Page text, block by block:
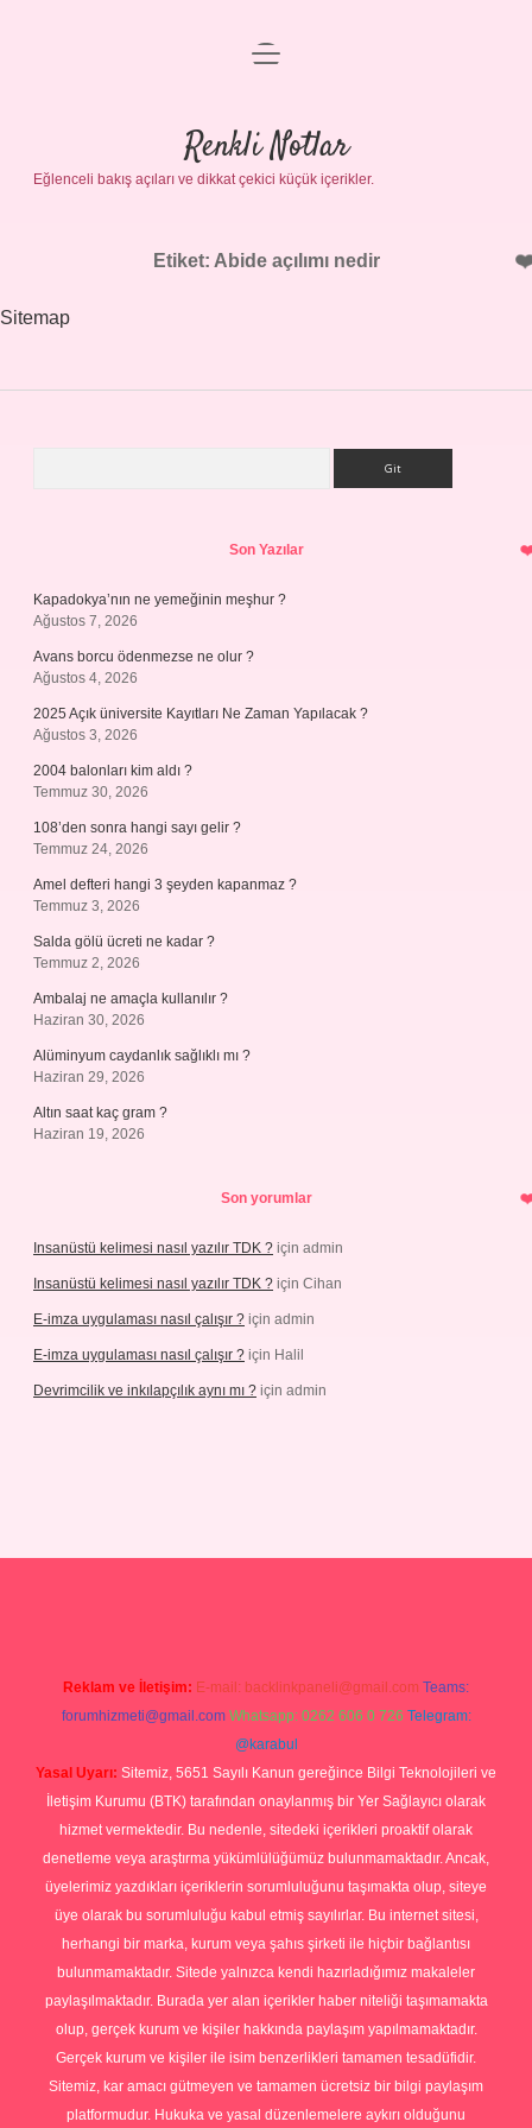
Gizlilik Politikası
Yasal Uyarı
menüyü
Renkli Notlar
Eğlenceli bakış açıları ve dikkat çekici küçük içerikler.
Etiket: Abide açılımı nedir
Sitemap
Son Yazılar
Kapadokya’nın ne yemeğinin meşhur ?
Ağustos 7, 2026
Avans borcu ödenmezse ne olur ?
Ağustos 4, 2026
2025 Açık üniversite Kayıtları Ne Zaman Yapılacak ?
Ağustos 3, 2026
2004 balonları kim aldı ?
Temmuz 30, 2026
108’den sonra hangi sayı gelir ?
Temmuz 24, 2026
Amel defteri hangi 3 şeyden kapanmaz ?
Temmuz 3, 2026
Salda gölü ücreti ne kadar ?
Temmuz 2, 2026
Ambalaj ne amaçla kullanılır ?
Haziran 30, 2026
Alüminyum caydanlık sağlıklı mı ?
Haziran 29, 2026
Altın saat kaç gram ?
Haziran 19, 2026
Son yorumlar
Insanüstü kelimesi nasıl yazılır TDK ? için admin
Insanüstü kelimesi nasıl yazılır TDK ? için Cihan
E-imza uygulaması nasıl çalışır ? için admin
E-imza uygulaması nasıl çalışır ? için Halil
Devrimcilik ve inkılapçılık aynı mı ? için admin
Reklam ve İletişim: E-mail: backlinkpaneli@gmail.com Teams:
forumhizmeti@gmail.com Whatsapp: 0262 606 0 726 Telegram:
@karabul
Yasal Uyarı: Sitemiz, 5651 Sayılı Kanun gereğince Bilgi Teknolojileri ve
İletişim Kurumu (BTK) tarafından onaylanmış bir Yer Sağlayıcı olarak
hizmet vermektedir. Bu nedenle, sitedeki içerikleri proaktif olarak
denetleme veya araştırma yükümlülüğümüz bulunmamaktadır. Ancak,
üyelerimiz yazdıkları içeriklerin sorumluluğunu taşımakta olup, siteye
üye olarak bu sorumluluğu kabul etmiş sayılırlar. Bu internet sitesi,
herhangi bir marka, kurum veya şahıs şirketi ile hiçbir bağlantısı
bulunmamaktadır. Sitede yalnızca kendi hazırladığımız makaleler
paylaşılmaktadır. Burada yer alan içerikler haber niteliği taşımamakta
olup, gerçek kurum ve kişiler hakkında paylaşım yapılmamaktadır.
Gerçek kurum ve kişiler ile isim benzerlikleri tamamen tesadüfidir.
Sitemiz, kar amacı gütmeyen ve tamamen ücretsiz bir bilgi paylaşım
platformudur. Hukuka ve yasal düzenlemelere aykırı olduğunu